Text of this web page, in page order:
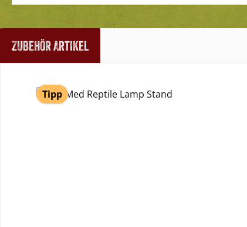
Zubehör Artikel
Produktgalerie überspringen
Tipp